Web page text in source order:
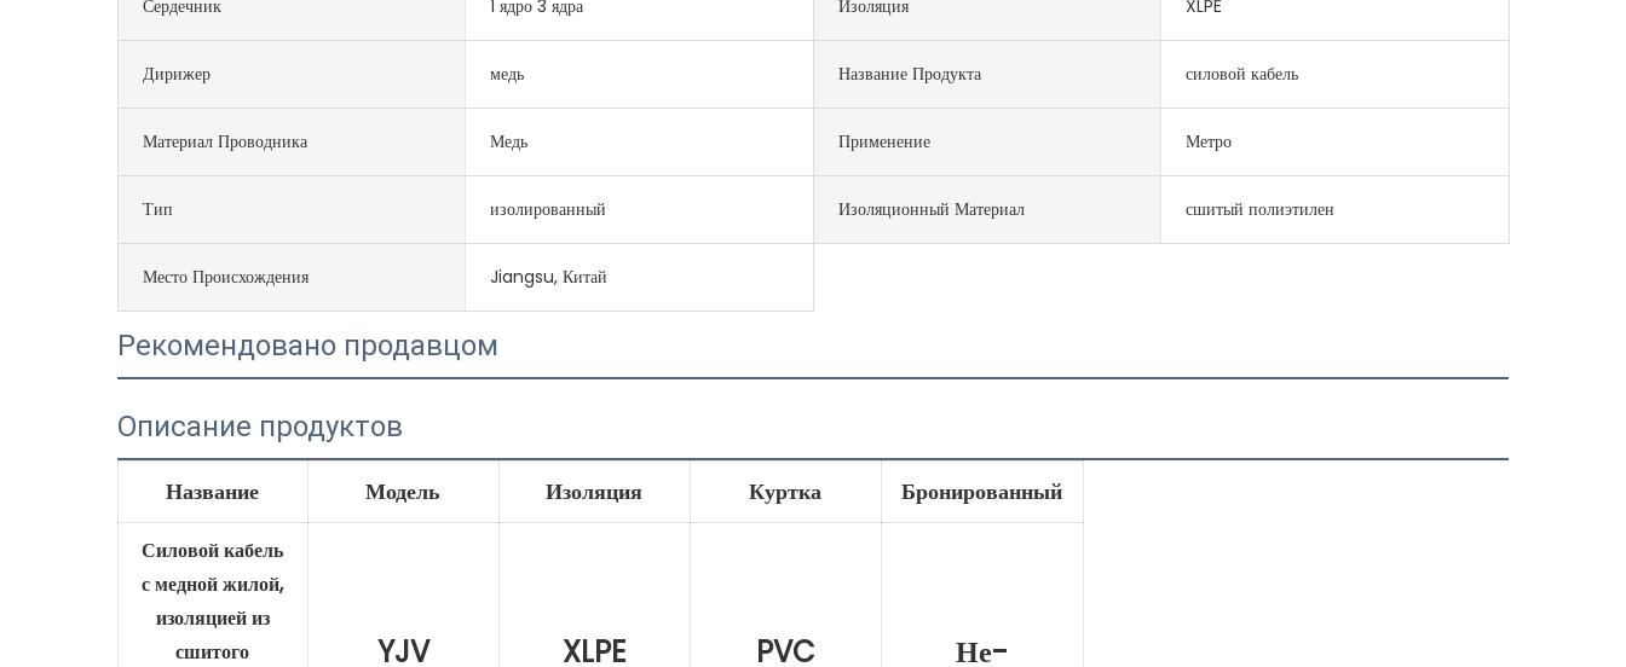
Сердечник 1 ядро ​​3 ядра Изоляция XLPE
Дирижер медь Название Продукта силовой кабель
Материал Проводника Медь Применение Метро
Тип изолированный Изоляционный Материал сшитый полиэтилен
Место Происхождения Jiangsu, Китай
Рекомендовано продавцом
Описание продуктов
Название Модель Изоляция Куртка Бронированный
Силовой кабель
с медной жилой,
изоляцией из
сшитого
YJV XLPE PVC Не-